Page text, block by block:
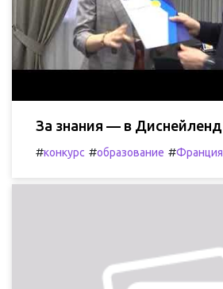
За знания — в Диснейленд
#конкурс #образование #Франция